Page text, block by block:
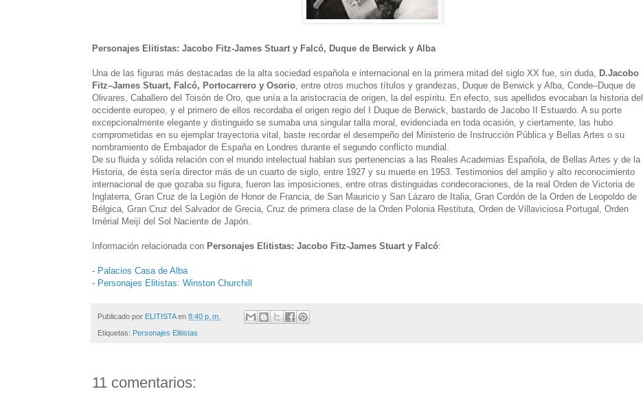
Personajes Elitistas: Jacobo Fitz-James Stuart y Falcó, Duque de Berwick y Alba
Una de las figuras más destacadas de la alta sociedad española e internacional en la primera mitad del siglo XX fue, sin duda, D.Jacobo
Fitz–James Stuart, Falcó, Portocarrero y Osorio , entre otros muchos títulos y grandezas, Duque de Berwick y Alba, Conde–Duque de
Olivares, Caballero del Toisón de Oro, que unía a la aristocracia de origen, la del espíritu. En efecto, sus apellidos evocaban la historia del
occidente europeo, y el primero de ellos recordaba el origen regio del I Duque de Berwick, bastardo de Jacobo II Estuardo. A su porte
excepcionalmente elegante y distinguido se sumaba una singular talla moral, evidenciada en toda ocasión, y ciertamente, las hubo
comprometidas en su ejemplar trayectoria vital, baste recordar el desempeño del Ministerio de Instrucción Pública y Bellas Artes o su
nombramiento de Embajador de España en Londres durante el segundo conflicto mundial.
De su fluida y sólida relación con el mundo intelectual hablan sus pertenencias a las Reales Academias Española, de Bellas Artes y de la
Historia, de ésta sería director más de un cuarto de siglo, entre 1927 y su muerte en 1953. Testimonios del amplio y alto reconocimiento
internacional de que gozaba su figura, fueron las imposiciones, entre otras distinguidas condecoraciones, de la real Orden de Victoria de
Inglaterra, Gran Cruz de la Legión de Honor de Francia, de San Mauricio y San Lázaro de Italia, Gran Cordón de la Orden de Leopoldo de
Bélgica, Gran Cruz del Salvador de Grecia, Cruz de primera clase de la Orden Polonia Restituta, Orden de Villaviciosa Portugal, Orden
Imérial Meijí del Sol Naciente de Japón.
Información relacionada con Personajes Elitistas: Jacobo Fitz-James Stuart y Falcó:
- Palacios Casa de Alba
- Personajes Elitistas: Winston Churchill
Publicado por ELITISTA en 8:40 p. m.
Etiquetas: Personajes Elitistas
11 comentarios: